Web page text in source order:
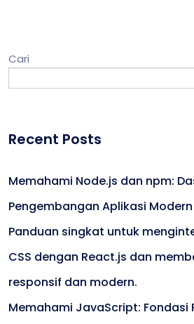
Cari
Recent Posts
Memahami Node.js dan npm:
Pengembangan Aplikasi Modern
Panduan singkat untuk
CSS dengan React.js dan
responsif dan modern.
Memahami JavaScript: Fondasi